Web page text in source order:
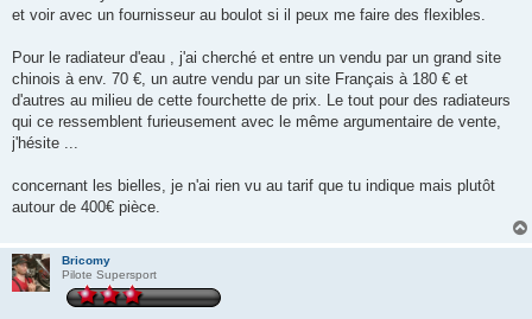
et voir avec un fournisseur au boulot si il peux me faire des flexibles.
Pour le radiateur d'eau , j'ai cherché et entre un vendu par un grand site
chinois à env. 70 €, un autre vendu par un site Français à 180 € et
d'autres au milieu de cette fourchette de prix. Le tout pour des radiateurs
qui ce ressemblent furieusement avec le même argumentaire de vente,
j'hésite ...
concernant les bielles, je n'ai rien vu au tarif que tu indique mais plutôt
autour de 400€ pièce.
Bricomy
Pilote Supersport